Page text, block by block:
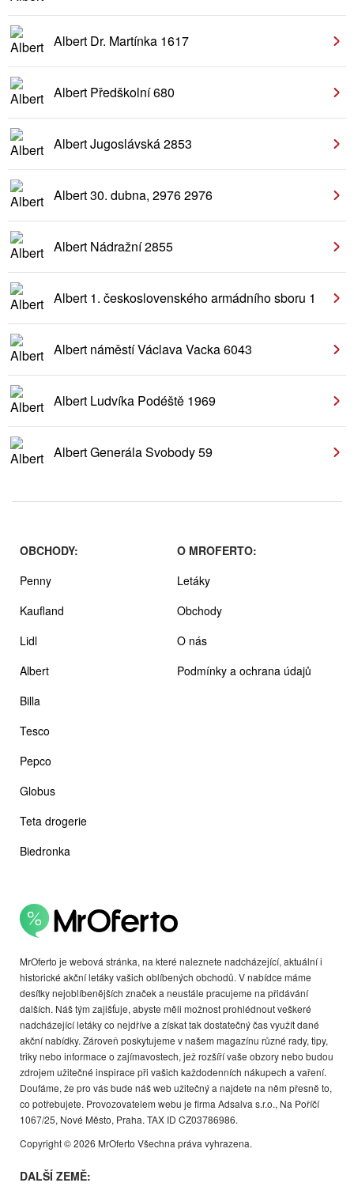
Albert Dr. Martínka 1617
Albert Předškolní 680
Albert Jugoslávská 2853
Albert 30. dubna, 2976 2976
Albert Nádražní 2855
Albert 1. československého armádního sboru 1
Albert náměstí Václava Vacka 6043
Albert Ludvíka Podéště 1969
Albert Generála Svobody 59
MrOferto je webová stránka, na které naleznete nadcházející, aktuální i
historické akční letáky vašich oblíbených obchodů. V nabídce máme
desítky nejoblíbenějších značek a neustále pracujeme na přidávání
dalších. Náš tým zajišťuje, abyste měli možnost prohlédnout veškeré
nadcházející letáky co nejdříve a získat tak dostatečný čas využít dané
akční nabídky. Zároveň poskytujeme v našem magazínu různé rady, tipy,
triky nebo informace o zajímavostech, jež rozšíří vaše obzory nebo budou
zdrojem užitečné inspirace při vašich každodenních nákupech a vaření.
Doufáme, že pro vás bude náš web užitečný a najdete na něm přesně to,
co potřebujete. Provozovatelem webu je firma Adsalva s.r.o., Na Poříčí
1067/25, Nové Město, Praha. TAX ID CZ03786986.
Copyright © 2026 MrOferto Všechna práva vyhrazena.
OBCHODY:
Penny
Kaufland
Lidl
Albert
Billa
Tesco
Pepco
Globus
Teta drogerie
Biedronka
O MROFERTO:
Letáky
Obchody
O nás
Podmínky a ochrana údajů
DALŠÍ ZEMĚ: